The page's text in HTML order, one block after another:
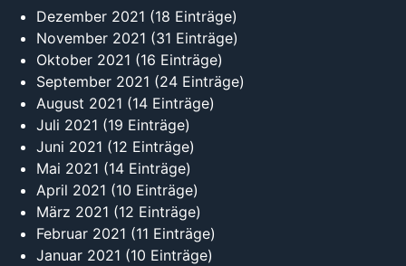
Dezember 2021 (18 Einträge)
November 2021 (31 Einträge)
Oktober 2021 (16 Einträge)
September 2021 (24 Einträge)
August 2021 (14 Einträge)
Juli 2021 (19 Einträge)
Juni 2021 (12 Einträge)
Mai 2021 (14 Einträge)
April 2021 (10 Einträge)
März 2021 (12 Einträge)
Februar 2021 (11 Einträge)
Januar 2021 (10 Einträge)